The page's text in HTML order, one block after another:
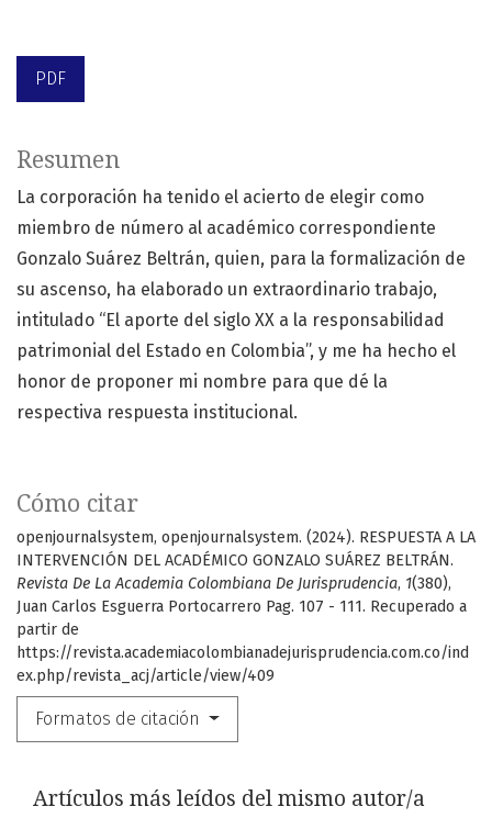
PDF
Cómo citar
openjournalsystem, openjournalsystem. (2024). RESPUESTA A LA
INTERVENCIÓN DEL ACADÉMICO GONZALO SUÁREZ BELTRÁN.
Revista De La Academia Colombiana De Jurisprudencia, 1(380),
Juan Carlos Esguerra Portocarrero Pag. 107 - 111. Recuperado a
partir de
https://revista.academiacolombianadejurisprudencia.com.co/ind
ex.php/revista_acj/article/view/409
Formatos de citación
Resumen
La corporación ha tenido el acierto de elegir como
miembro de número al académico correspondiente
Gonzalo Suárez Beltrán, quien, para la formalización de
su ascenso, ha elaborado un extraordinario trabajo,
intitulado “El aporte del siglo XX a la responsabilidad
patrimonial del Estado en Colombia”, y me ha hecho el
honor de proponer mi nombre para que dé la
respectiva respuesta institucional.
Artículos más leídos del mismo autor/a